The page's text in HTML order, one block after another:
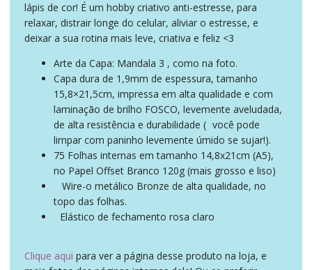
lápis de cor! É um hobby criativo anti-estresse, para
relaxar, distrair longe do celular, aliviar o estresse, e
deixar a sua rotina mais leve, criativa e feliz <3
Arte da Capa: Mandala 3 , como na foto.
Capa dura de 1,9mm de espessura, tamanho
15,8×21,5cm, impressa em alta qualidade e com
laminação de brilho FOSCO, levemente aveludada,
de alta resistência e durabilidade ( você pode
limpar com paninho levemente úmido se sujar!).
75 Folhas internas em tamanho 14,8x21cm (A5),
no Papel Offset Branco 120g (mais grosso e liso)
Wire-o metálico Bronze de alta qualidade, no
topo das folhas.
Elástico de fechamento rosa claro
Clique aqui para ver a página desse produto na loja, e